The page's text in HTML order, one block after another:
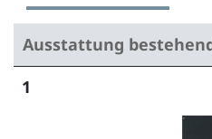
Ausstattung
1